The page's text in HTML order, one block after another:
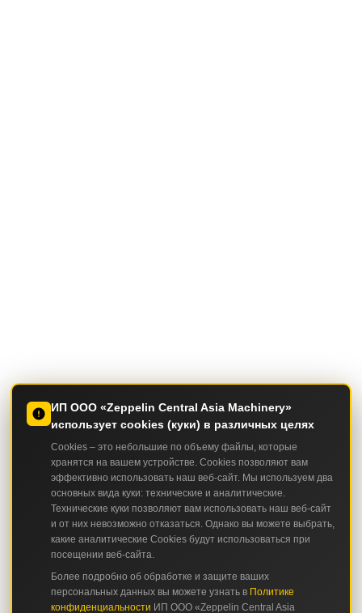
ИП ООО «Zeppelin Central Asia Machinery»
использует cookies (куки) в различных целях
Cookies – это небольшие по объему файлы, которые
хранятся на вашем устройстве. Cookies позволяют вам
эффективно использовать наш веб-сайт. Мы используем два
основных вида куки: технические и аналитические.
Технические куки позволяют вам использовать наш веб-сайт
и от них невозможно отказаться. Однако вы можете выбрать,
какие аналитические Cookies будут использоваться при
посещении веб-сайта.
Более подробно об обработке и защите ваших
персональных данных вы можете узнать в Политике
конфиденциальности ИП ООО «Zeppelin Central Asia